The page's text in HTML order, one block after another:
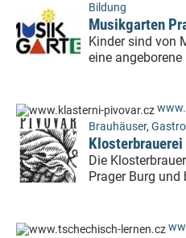
Bildung
Musikgarten
Kinder sind von
eine
Brauhäuser,
Klosterbrauerei
Die
Prager Burg und